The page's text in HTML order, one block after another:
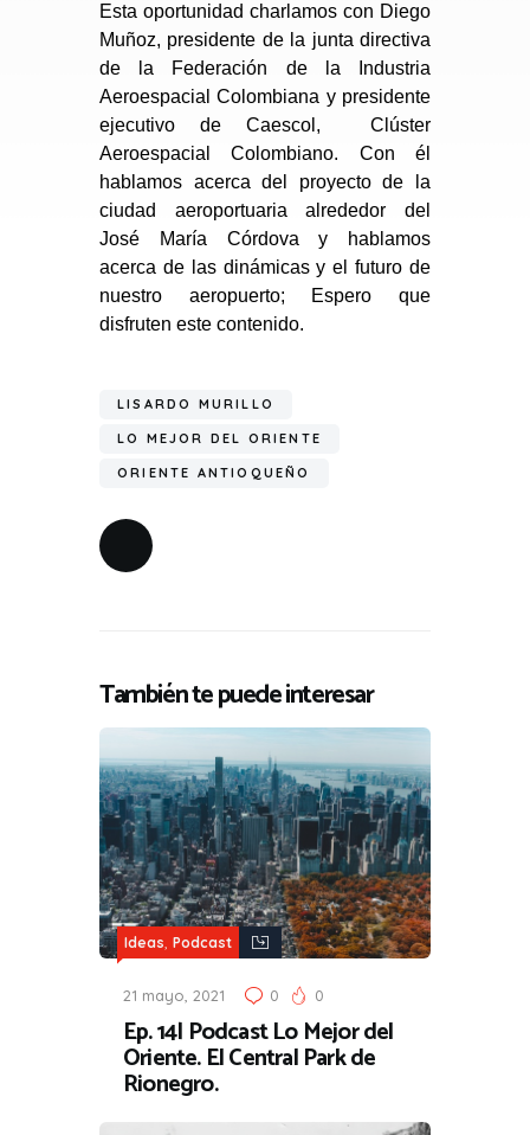
Esta oportunidad charlamos con Diego
Muñoz, presidente de la junta directiva
de la Federación de la Industria
Aeroespacial Colombiana y presidente
ejecutivo de Caescol, Clúster
Aeroespacial Colombiano. Con él
hablamos acerca del proyecto de la
ciudad aeroportuaria alrededor del
José María Córdova y hablamos
acerca de las dinámicas y el futuro de
nuestro aeropuerto; Espero que
disfruten este contenido.
LISARDO MURILLO
LO MEJOR DEL ORIENTE
ORIENTE ANTIOQUEÑO
También te puede interesar
Ideas Podcast
21 mayo, 2021 0 0
Ep. 14| Podcast Lo Mejor del
Oriente. El Central Park de
Rionegro.